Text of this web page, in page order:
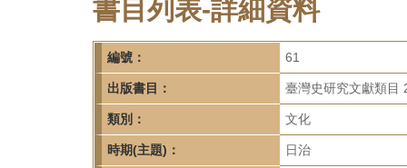
院-
臺
灣
史
書目列表-詳細資料
編號： 61
出版書目： 臺灣史研究文獻類目
類別： 文化
時期(主題)： 日治